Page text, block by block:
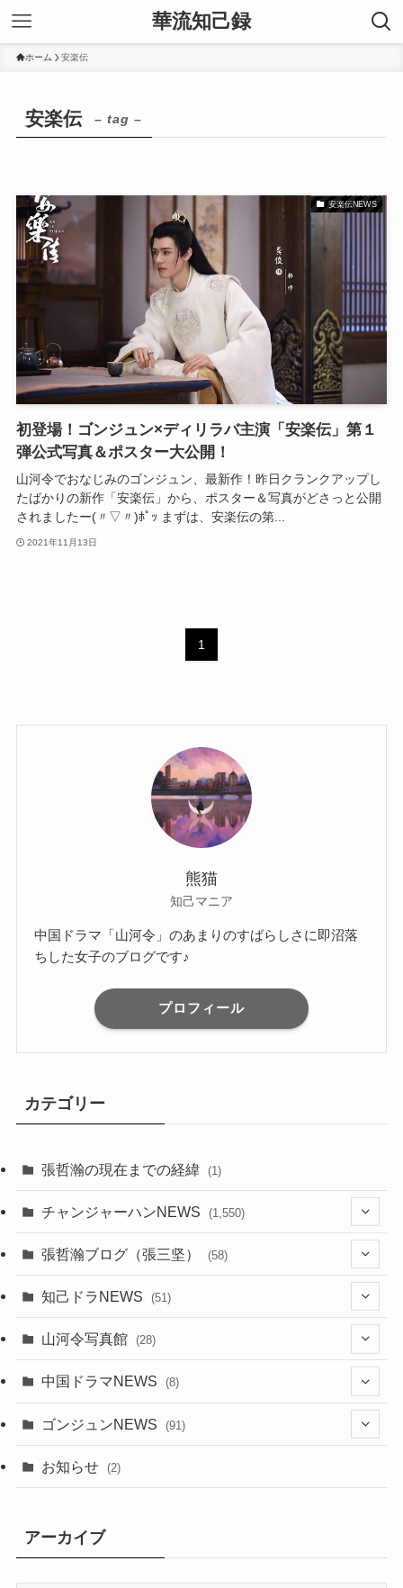
華流知己録
ホーム 安楽伝
安楽伝 – tag –
安楽伝NEWS
初登場！ゴンジュン×ディリラバ主演「安楽伝」第１
弾公式写真＆ポスター大公開！
山河令でおなじみのゴンジュン、最新作！昨日クランクアップし
たばかりの新作「安楽伝」から、ポスター＆写真がどさっと公開
されましたー(〃▽〃)ﾎﾟｯ まずは、安楽伝の第...
2021年11月13日
1
熊猫
知己マニア
中国ドラマ「山河令」のあまりのすばらしさに即沼落
ちした女子のブログです♪
プロフィール
カテゴリー
張哲瀚の現在までの経緯 (1)
チャンジャーハンNEWS (1,550)
(7)
(29)
(20)
(21)
張哲瀚ブログ（張三坚） (58)
(14)
知己ドラNEWS (51)
(42)
(5)
山河令写真館 (28)
(17)
中国ドラマNEWS (8)
(1)
(6)
ゴンジュンNEWS (91)
(16)
お知らせ (2)
アーカイブ